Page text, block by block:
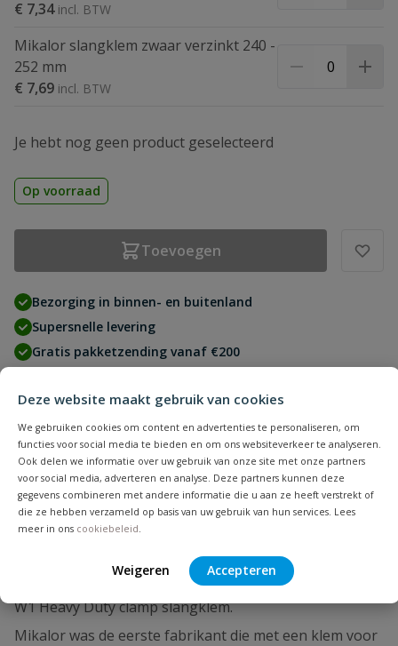
Deze website maakt gebruik van cookies
We gebruiken cookies om content en advertenties te personaliseren, om
functies voor social media te bieden en om ons websiteverkeer te analyseren.
Ook delen we informatie over uw gebruik van onze site met onze partners
voor social media, adverteren en analyse. Deze partners kunnen deze
gegevens combineren met andere informatie die u aan ze heeft verstrekt of
die ze hebben verzameld op basis van uw gebruik van hun services. Lees
meer in ons cookiebeleid.
Weigeren Accepteren
€ 7,34
Mikalor slangklem zwaar verzinkt 240 -
252 mm
€ 7,69
Je hebt nog geen product geselecteerd
Op voorraad
Toevoegen
Bezorging in binnen- en buitenland
Supersnelle levering
Gratis pakketzending vanaf €200
Productbeschrijving
De breedband slangklem van Mikalor, type W1 is een
professionele breedband slangklem die geheel is
vervaardigd van verzinkt staal.
Wilt u alle technische specificaties van de Mikalor W1
Heavy Duty slangklem, bekijk dan de fact sheet Mikalor
W1 Heavy Duty clamp slangklem.
Mikalor was de eerste fabrikant die met een klem voor